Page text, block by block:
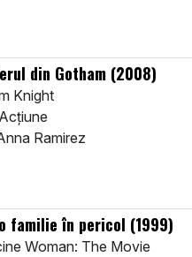
din Gotham (2008)
Knight
Ramirez
familie în pericol (1999)
Woman: The Movie